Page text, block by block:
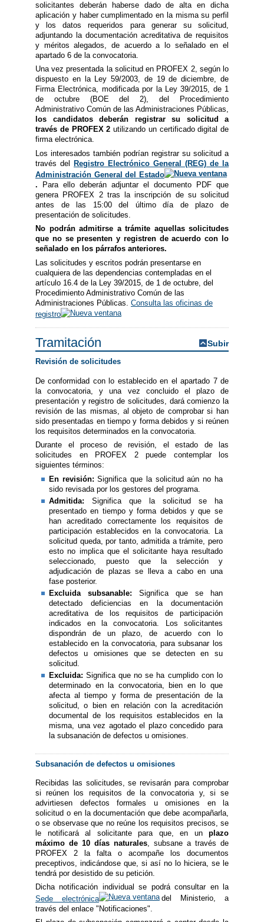
solicitantes deberán haberse dado de alta en dicha
aplicación y haber cumplimentado en la misma su perfil
y los datos requeridos para generar su solicitud,
adjuntando la documentación acreditativa de requisitos
y méritos alegados, de acuerdo a lo señalado en el
apartado 6 de la convocatoria.
Una vez presentada la solicitud en PROFEX 2, según lo
dispuesto en la Ley 59/2003, de 19 de diciembre, de
Firma Electrónica, modificada por la Ley 39/2015, de 1
de octubre (BOE del 2), del Procedimiento
Administrativo Común de las Administraciones Públicas,
los candidatos deberán registrar su solicitud a
través de PROFEX 2 utilizando un certificado digital de
firma electrónica.
Los interesados también podrían registrar su solicitud a
través del
Registro Electrónico General (REG) de la
Administración General del Estado
.
Para ello deberán adjuntar el documento PDF que
genera PROFEX 2 tras la inscripción de su solicitud
antes de las 15:00 del último día de plazo de
presentación de solicitudes.
No podrán admitirse a trámite aquellas solicitudes
que no se presenten y registren de acuerdo con lo
señalado en los párrafos anteriores.
Las solicitudes y escritos podrán presentarse en
cualquiera de las dependencias contempladas en el
artículo 16.4 de la Ley 39/2015, de 1 de octubre, del
Procedimiento Administrativo Común de las
Administraciones Públicas. Consulta las oficinas de
registro
Tramitación Subir
Revisión de solicitudes
De conformidad con lo establecido en el apartado 7 de
la convocatoria, y una vez concluido el plazo de
presentación y registro de solicitudes, dará comienzo la
revisión de las mismas, al objeto de comprobar si han
sido presentadas en tiempo y forma debidos y si reúnen
los requisitos determinados en la convocatoria.
Durante el proceso de revisión, el estado de las
solicitudes en PROFEX 2 puede contemplar los
siguientes términos:
En revisión: Significa que la solicitud aún no ha
sido revisada por los gestores del programa.
Admitida: Significa que la solicitud se ha
presentado en tiempo y forma debidos y que se
han acreditado correctamente los requisitos de
participación establecidos en la convocatoria. La
solicitud queda, por tanto, admitida a trámite, pero
esto no implica que el solicitante haya resultado
seleccionado, puesto que la selección y
adjudicación de plazas se lleva a cabo en una
fase posterior.
Excluida subsanable: Significa que se han
detectado deficiencias en la documentación
acreditativa de los requisitos de participación
indicados en la convocatoria. Los solicitantes
dispondrán de un plazo, de acuerdo con lo
establecido en la convocatoria, para subsanar los
defectos u omisiones que se detecten en su
solicitud.
Excluida:Significa que no se ha cumplido con lo
determinado en la convocatoria, bien en lo que
afecta al tiempo y forma de presentación de la
solicitud, o bien en relación con la acreditación
documental de los requisitos establecidos en la
misma, una vez agotado el plazo concedido para
la subsanación de defectos u omisiones.
Subsanación de defectos u omisiones
Recibidas las solicitudes, se revisarán para comprobar
si reúnen los requisitos de la convocatoria y, si se
advirtiesen defectos formales u omisiones en la
solicitud o en la documentación que debe acompañarla,
o se observase que no reúne los requisitos precisos, se
le notificará al solicitante para que, en un plazo
máximo de 10 días naturales , subsane a través de
PROFEX 2 la falta o acompañe los documentos
preceptivos, indicándose que, si así no lo hiciera, se le
tendrá por desistido de su petición.
Dicha notificación individual se podrá consultar en la
Sede electrónica
del Ministerio, a
través del enlace "Notificaciones".